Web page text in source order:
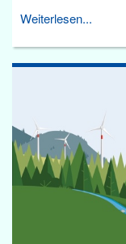
Weiterlesen...